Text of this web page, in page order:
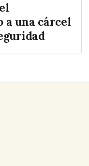
a una cárcel